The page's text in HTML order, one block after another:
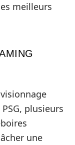
meilleurs
plusieurs
une